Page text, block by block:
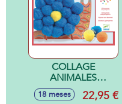
COLLAGE
ANIMALES
BLANDITOS 18M
18 meses 22,95 €